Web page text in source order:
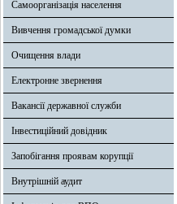
Самоорганізація населення
Вивчення громадської думки
Очищення влади
Електронне звернення
Вакансії державної служби
Інвестиційний довідник
Запобігання проявам корупції
Внутрішній аудит